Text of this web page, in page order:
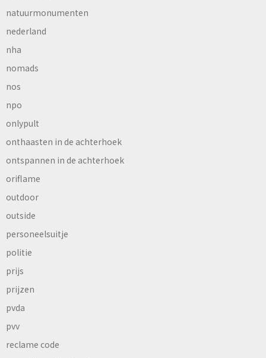
natuurmonumenten
nederland
nha
nomads
nos
npo
onlypult
onthaasten in de achterhoek
ontspannen in de achterhoek
oriflame
outdoor
outside
personeelsuitje
politie
prijs
prijzen
pvda
pvv
reclame code